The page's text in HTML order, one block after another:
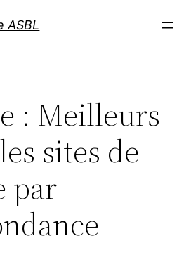
ASBL
: Meilleurs
sites de
par